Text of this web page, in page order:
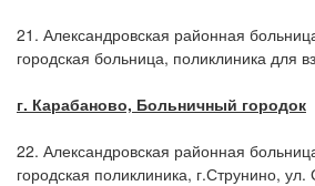
21. Александровская районная
городская больница, поликлиника для
г. Карабаново, Больничный городок
22. Александровская районная
городская поликлиника, г.Струнино, ул.